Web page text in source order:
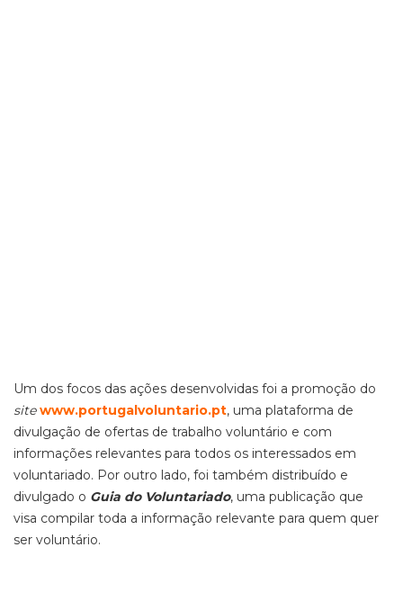
Um dos focos das ações desenvolvidas foi a promoção do
site www.portugalvoluntario.pt, uma plataforma de
divulgação de ofertas de trabalho voluntário e com
informações relevantes para todos os interessados em
voluntariado. Por outro lado, foi também distribuído e
divulgado o Guia do Voluntariado, uma publicação que
visa compilar toda a informação relevante para quem quer
ser voluntário.